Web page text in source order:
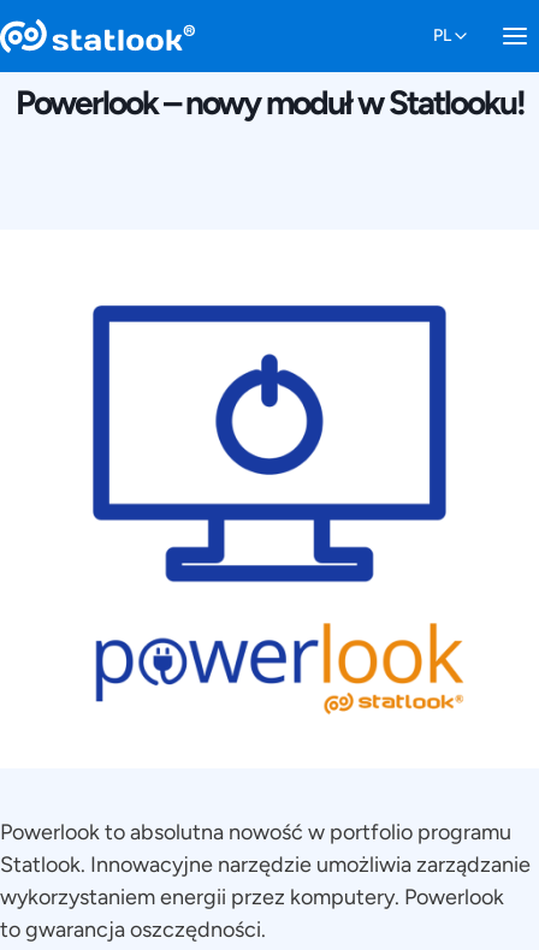
Powerlook – nowy moduł w Statlooku!
Powerlook to absolutna nowość w portfolio programu
Statlook. Innowacyjne narzędzie umożliwia zarządzanie
wykorzystaniem energii przez komputery. Powerlook
to gwarancja oszczędności.